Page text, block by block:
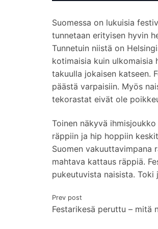
Suomessa on lukuisia
tunnetaan erityisen hyvin
Tunnetuin niistä on
kotimaisia kuin ulkomaisia
takuulla jokaisen katseen.
päästä varpaisiin. Myös
tekorastat eivät ole
Toinen näkyvä
räppiin ja hip hoppiin
Suomen vakuuttavimpana
mahtava kattaus räppiä.
pukeutuvista naisista.
Artikkelien
Prev post
Festarikesä peruttu – mitä